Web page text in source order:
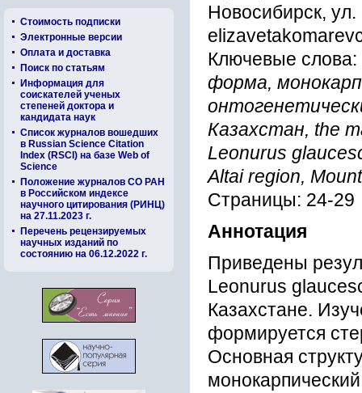
Стоимость подписки
Электронные версии
Оплата и доставка
Поиск по статьям
Информация для
соискателей ученых
степеней доктора и
кандидата наук
Список журналов вошедших
в Russian Science Citation
Index (RSCI) на базе Web of
Science
Положение журналов СО РАН
в Российском индексе
научного цитирования (РИНЦ)
на 27.11.2023 г.
Перечень рецензируемых
научных изданий по
состоянию на 06.12.2022 г.
Новосибирск,
Ключевые слова:
форма,
Казахстан, the
Leonurus
Altai region,
Страницы: 24-29
Аннотация
Приведены
Leonurus
Казахстане.
формируется
Основная